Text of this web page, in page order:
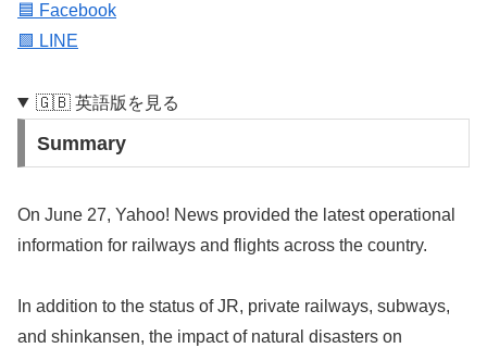
🟦 Facebook
🟩 LINE
🇬🇧 英語版を見る
Summary
On June 27, Yahoo! News provided the latest operational
information for railways and flights across the country.
In addition to the status of JR, private railways, subways,
and shinkansen, the impact of natural disasters on